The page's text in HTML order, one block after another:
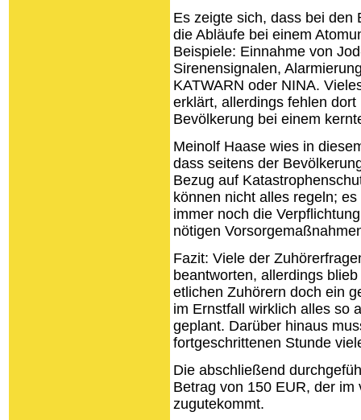
Es zeigte sich, dass bei den
die Abläufe bei einem
Beispiele: Einnahme von
Sirenensignalen,
KATWARN oder NINA.
erklärt, allerdings fehlen
Bevölkerung bei einem
Meinolf Haase wies in
dass seitens der
Bezug auf
können nicht alles regeln;
immer noch die
nötigen
Fazit: Viele der
beantworten, allerdings
etlichen Zuhörern doch ein
im Ernstfall wirklich alles so
geplant. Darüber hinaus
fortgeschrittenen Stunde
Die abschließend
Betrag von 150 EUR, der
zugutekommt.